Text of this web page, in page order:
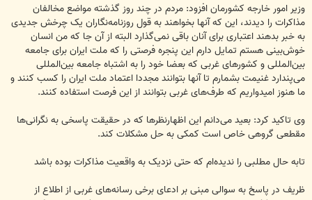
وزیر امور خارجه کشورمان افزود: مردم در چند روز گذشته مواضع مخالفان
مذاکرات را دیدند، این که آنها بخواهند به قول روزنامه‌نگاران یک چرخش جدیدی
به خبر بدهند اعتباری برای آنان باقی نمی‌گذارد البته از آن جا که من انسان
خوش‌بینی هستم تمایل دارم این پنجره فرصتی را که ملت ایران برای جامعه
بین‌المللی و کشورهای غربی که بعضا خود را به اشتباه جامعه بین‌المللی
می‌پندارد غنیمت بشمارم تا آنها بتوانند مجددا اعتماد ملت ایران را کسب کنند و
ما هنوز امیدواریم که طرف‌های غربی بتوانند از این فرصت استفاده کنند.
وی تاکید کرد: بعید می‌دانم این اظهارنظرها که در حقیقت پاسخی به نگرانی‌ها
مقطعی گروهی خاص است کمکی به حل مشکلات کند.
تابه حال مطلبی را ندیده‌ام که حتی نزدیک به واقعیت مذاکرات بوده باشد
ظریف در پاسخ به سوالی مبنی بر ادعای برخی رسانه‌های غربی از اطلاع از